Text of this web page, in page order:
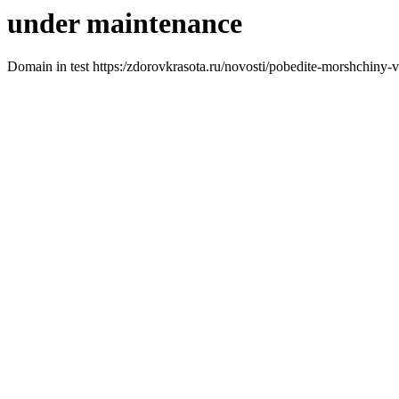
under maintenance
Domain in test https:/zdorovkrasota.ru/novosti/pobedite-